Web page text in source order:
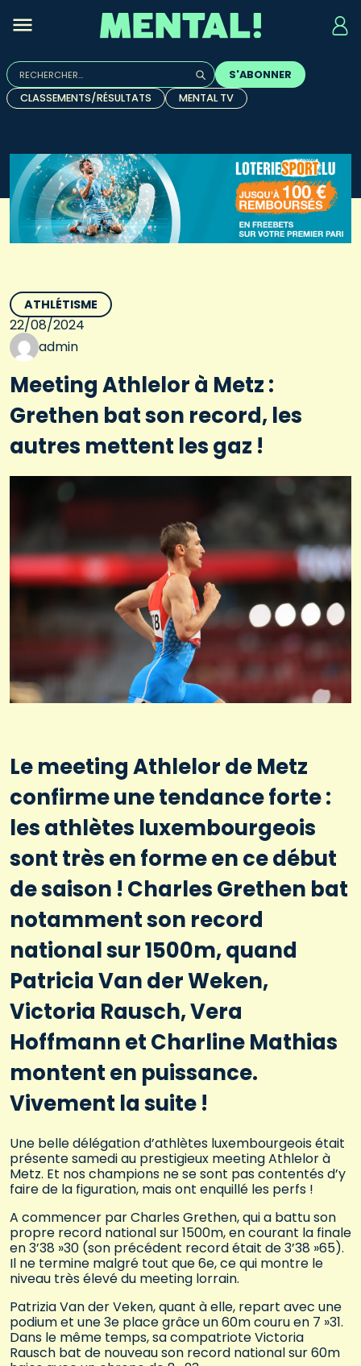
Rechercher :
Quand les résultats de l'auto-complétion sont
S'ABONNER
CLASSEMENTS/RÉSULTATS
MENTAL TV
ATHLÉTISME
22/08/2024
admin
Meeting Athlelor à Metz :
Grethen bat son record, les
autres mettent les gaz !
Le meeting Athlelor de Metz
confirme une tendance forte :
les athlètes luxembourgeois
sont très en forme en ce début
de saison ! Charles Grethen bat
notamment son record
national sur 1500m, quand
Patricia Van der Weken,
Victoria Rausch, Vera
Hoffmann et Charline Mathias
montent en puissance.
Vivement la suite !
Une belle délégation d’athlètes luxembourgeois était
présente samedi au prestigieux meeting Athlelor à
Metz. Et nos champions ne se sont pas contentés d’y
faire de la figuration, mais ont enquillé les perfs !
A commencer par Charles Grethen, qui a battu son
propre record national sur 1500m, en courant la finale
en 3’38 »30 (son précédent record était de 3’38 »65).
Il ne termine malgré tout que 6e, ce qui montre le
niveau très élevé du meeting lorrain.
Patrizia Van der Veken, quant à elle, repart avec une
podium et une 3e place grâce un 60m couru en 7 »31.
Dans le même temps, sa compatriote Victoria
Rausch bat de nouveau son record national sur 60m